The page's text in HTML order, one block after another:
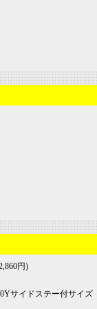
円)
サイドステー付サイズ